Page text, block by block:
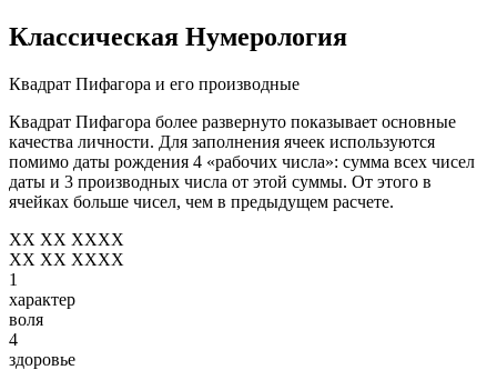
Классическая Нумерология
Квадрат Пифагора и его производные
Квадрат Пифагора более развернуто показывает основные
качества личности. Для заполнения ячеек используются
помимо даты рождения 4 «рабочих числа»: сумма всех чисел
даты и 3 производных числа от этой суммы. От этого в
ячейках больше чисел, чем в предыдущем расчете.
XX XX XXXX
XX XX XXXX
1
характер
воля
4
здоровье